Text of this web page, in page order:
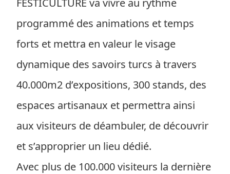
FESTICULTURE va vivre au rythme
programmé des animations et temps
forts et mettra en valeur le visage
dynamique des savoirs turcs à travers
40.000m2 d’expositions, 300 stands, des
espaces artisanaux et permettra ainsi
aux visiteurs de déambuler, de découvrir
et s’approprier un lieu dédié.
Avec plus de 100.000 visiteurs la dernière